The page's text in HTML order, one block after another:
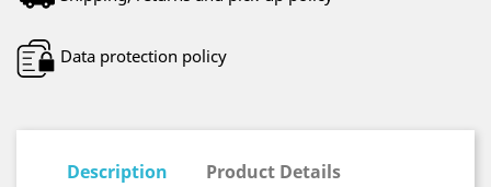
Data protection policy
Description Product Details